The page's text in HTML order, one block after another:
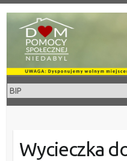
content
Wycieczka